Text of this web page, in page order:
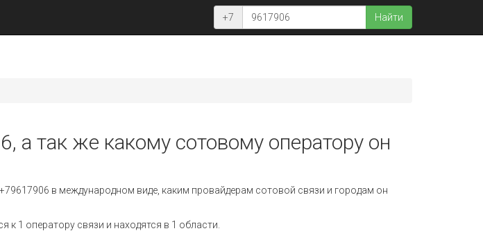
+7 Найти
а так же какому сотовому оператору он
в международном виде, каким провайдерам сотовой связи и городам он
1 оператору связи и находятся в 1 области.